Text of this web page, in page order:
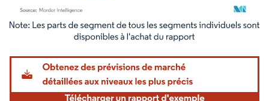
Image © Mordor Intelligence. La réutilisation nécessite une attribution sous CC BY